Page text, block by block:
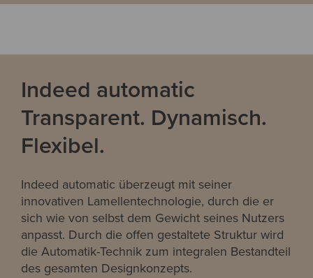
Indeed automatic
Transparent. Dynamisch.
Flexibel.
Indeed automatic überzeugt mit seiner
innovativen Lamellentechnologie, durch die er
sich wie von selbst dem Gewicht seines Nutzers
anpasst. Durch die offen gestaltete Struktur wird
die Automatik-Technik zum integralen Bestandteil
des gesamten Designkonzepts.